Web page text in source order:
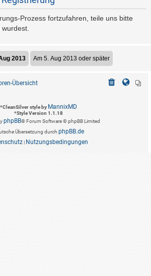
Prozess fortzufahren, teile uns bitte
Übersicht
*CleanSilver style by MannixMD
*Style Version 1.1.18
phpBB® Forum Software © phpBB Limited
Übersetzung durch phpBB.de
| Nutzungsbedingungen